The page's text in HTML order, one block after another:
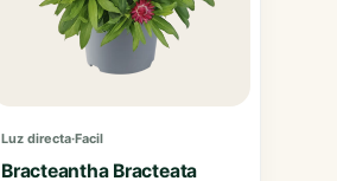
Luz directa·Facil
Bracteantha Bracteata